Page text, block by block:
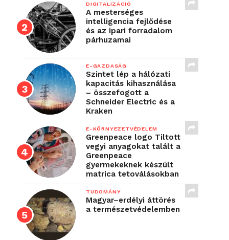
DIGITALIZÁCIÓ
A mesterséges
intelligencia fejlődése
és az ipari forradalom
párhuzamai
E-GAZDASÁG
Szintet lép a hálózati
kapacitás kihasználása
– összefogott a
Schneider Electric és a
Kraken
E-KÖRNYEZETVÉDELEM
Greenpeace logo Tiltott
vegyi anyagokat talált a
Greenpeace
gyermekeknek készült
matrica tetoválásokban
TUDOMÁNY
Magyar–erdélyi áttörés
a természetvédelemben